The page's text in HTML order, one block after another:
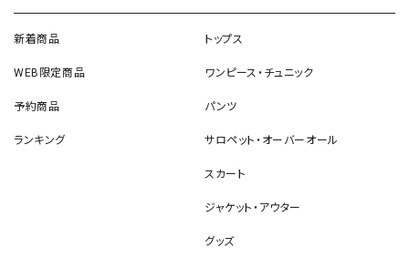
新着商品
WEB限定商品
予約商品
ランキング
トップス
ワンピース・チュニック
パンツ
サロペット・オーバーオール
スカート
ジャケット・アウター
グッズ